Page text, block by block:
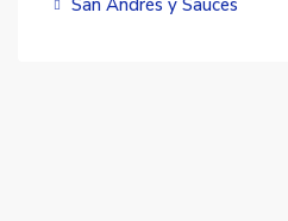
San Andrés y Sauces